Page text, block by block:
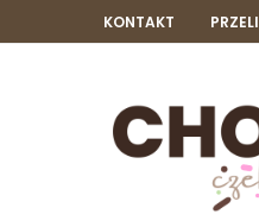
KONTAKT